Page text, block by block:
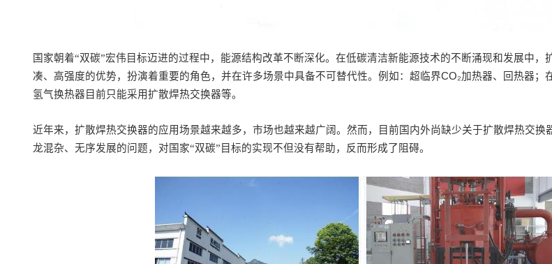
国家朝着“双碳”宏伟目标迈进的过程中，能源结构改革不断深化。 在低碳清洁新能源技术的不断涌现和发展中，
凑、高强度的优势，扮演着重要的角色，并在许多场景中具备不可替代性。 例如 ：超临界CO₂加热器、回热器；
氢气换热器 目前只能采用扩散焊热交换器等。
近年来，扩散焊热交换器的应用场景越来越多，市场也越来越广阔。然而，目前国内外尚缺少关于扩散焊热交换
龙混杂、无序发展的问题，对国家“双碳” 目标的实现不但没有帮助，反而形成了 阻碍。